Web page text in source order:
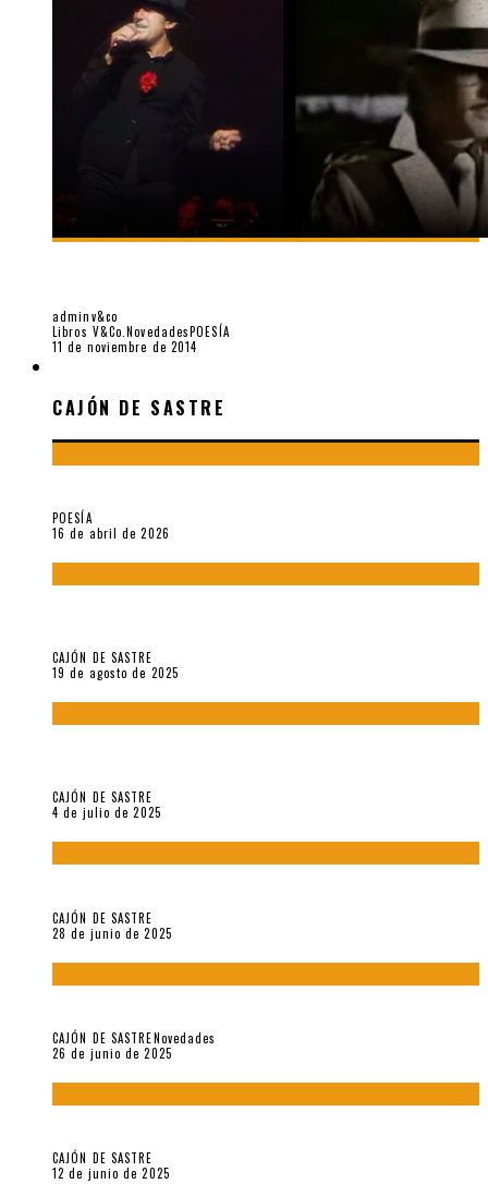
adminv&co
Libros V&Co.NovedadesPOESÍA
11 de noviembre de 2014
CAJÓN DE SASTRE
POESÍA
16 de abril de 2026
CAJÓN DE SASTRE
19 de agosto de 2025
CAJÓN DE SASTRE
4 de julio de 2025
CAJÓN DE SASTRE
28 de junio de 2025
CAJÓN DE SASTRENovedades
26 de junio de 2025
CAJÓN DE SASTRE
12 de junio de 2025